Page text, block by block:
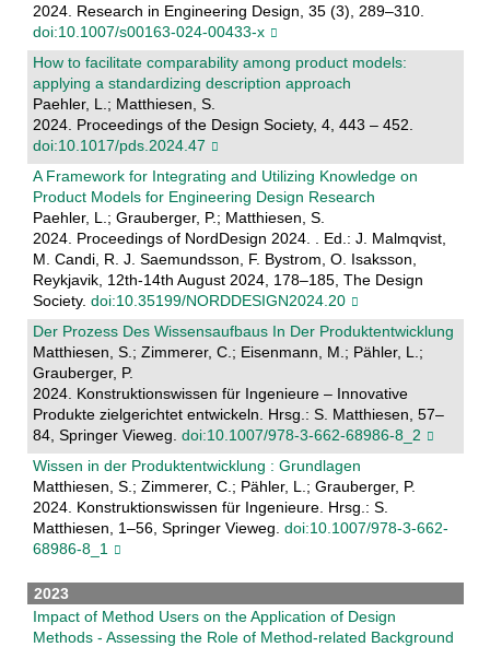
2024. Research in Engineering Design, 35 (3), 289–310.
doi:10.1007/s00163-024-00433-x
How to facilitate comparability among product models:
applying a standardizing description approach
Paehler, L.; Matthiesen, S.
2024. Proceedings of the Design Society, 4, 443 – 452.
doi:10.1017/pds.2024.47
A Framework for Integrating and Utilizing Knowledge on
Product Models for Engineering Design Research
Paehler, L.; Grauberger, P.; Matthiesen, S.
2024. Proceedings of NordDesign 2024. . Ed.: J. Malmqvist,
M. Candi, R. J. Saemundsson, F. Bystrom, O. Isaksson,
Reykjavik, 12th-14th August 2024, 178–185, The Design
Society. doi:10.35199/NORDDESIGN2024.20
Der Prozess Des Wissensaufbaus In Der Produktentwicklung
Matthiesen, S.; Zimmerer, C.; Eisenmann, M.; Pähler, L.;
Grauberger, P.
2024. Konstruktionswissen für Ingenieure – Innovative
Produkte zielgerichtet entwickeln. Hrsg.: S. Matthiesen, 57–
84, Springer Vieweg. doi:10.1007/978-3-662-68986-8_2
Wissen in der Produktentwicklung : Grundlagen
Matthiesen, S.; Zimmerer, C.; Pähler, L.; Grauberger, P.
2024. Konstruktionswissen für Ingenieure. Hrsg.: S.
Matthiesen, 1–56, Springer Vieweg. doi:10.1007/978-3-662-
68986-8_1
2023
Impact of Method Users on the Application of Design
Methods - Assessing the Role of Method-related Background